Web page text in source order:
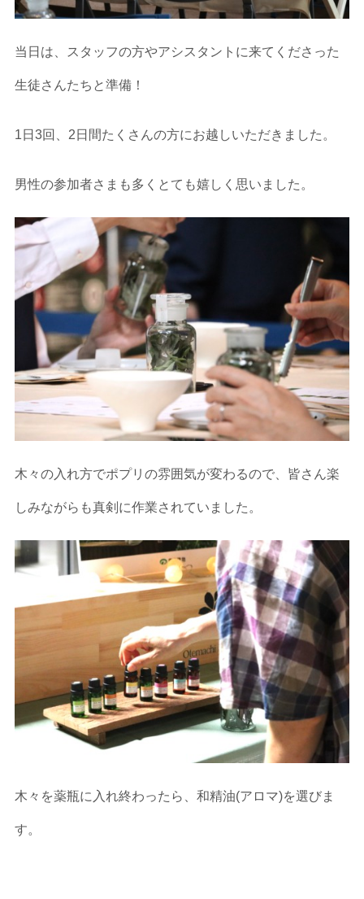
当日は、スタッフの方やアシスタントに来てくださった
生徒さんたちと準備！
1日3回、2日間たくさんの方にお越しいただきました。
男性の参加者さまも多くとても嬉しく思いました。
木々の入れ方でポプリの雰囲気が変わるので、皆さん楽
しみながらも真剣に作業されていました。
木々を薬瓶に入れ終わったら、和精油(アロマ)を選びま
す。